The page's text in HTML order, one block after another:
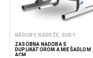
NÁDOBY, NÁDRŽE, SUDY
ZÁSOBNÁ NÁDOBA S
DUPLIKÁTOROM A MIEŠADLOM
ACM